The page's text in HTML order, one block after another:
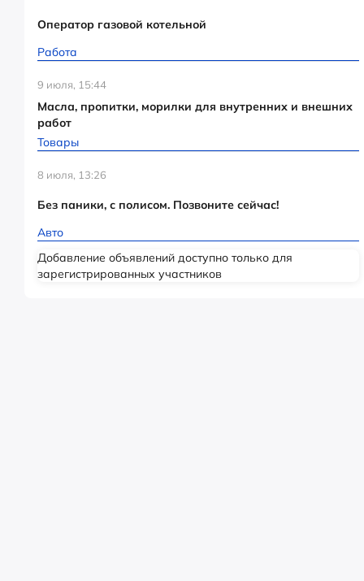
Оператор газовой котельной
Работа
9 июля, 15:44
Масла, пропитки, морилки для внутренних и внешних
работ
Товары
8 июля, 13:26
Без паники, с полисом. Позвоните сейчас!
Авто
Добавление объявлений доступно только для
зарегистрированных участников